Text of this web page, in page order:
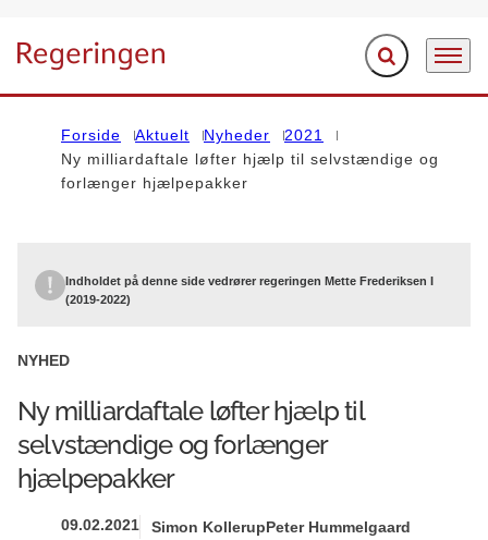
Gå til forsiden Fold søgefelt ud
Menu
Forside Aktuelt Nyheder
2021
Ny milliardaftale løfter hjælp til selvstændige og
forlænger hjælpepakker
Indholdet på denne side vedrører regeringen Mette Frederiksen I
(2019-2022)
NYHED
Ny milliardaftale løfter hjælp til
selvstændige og forlænger
hjælpepakker
09.02.2021 Simon KollerupPeter Hummelgaard